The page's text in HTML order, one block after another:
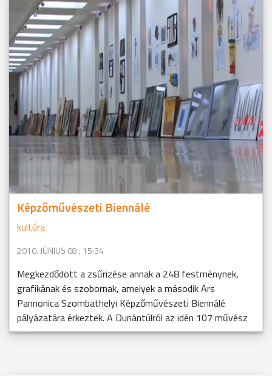
Képzőművészeti Biennálé
kultúra
2010. JÚNIUS 08., 15:34
Megkezdődött a zsűrizése annak a 248 festménynek,
grafikának és szobornak, amelyek a második Ars
Pannonica Szombathelyi Képzőművészeti Biennálé
pályázatára érkeztek. A Dunántúlról az idén 107 művész